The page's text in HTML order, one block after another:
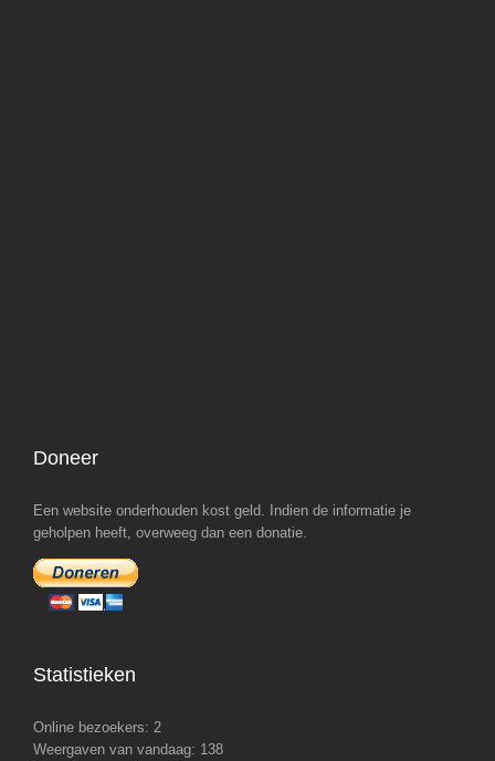
Doneer
Een website onderhouden kost geld. Indien de informatie je
geholpen heeft, overweeg dan een donatie.
Statistieken
Online bezoekers: 2
Weergaven van vandaag: 138